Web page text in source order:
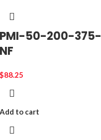
PMI-50-200-375-
NF
$88.25
Add to cart